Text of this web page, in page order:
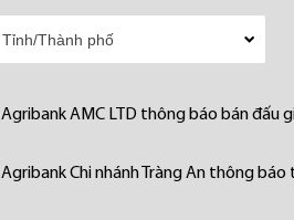
Agribank AMC LTD thông báo bán đấu
Agribank Chi nhánh Tràng An thông báo